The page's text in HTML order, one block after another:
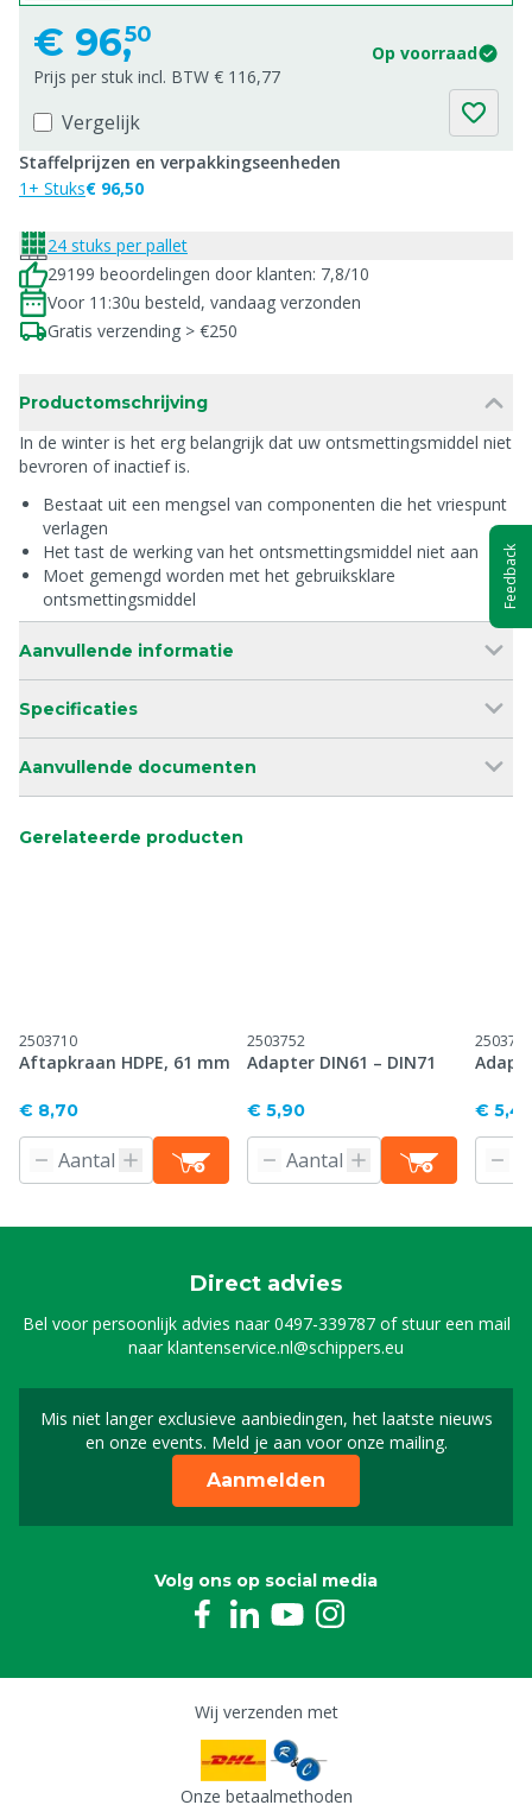
€ 96,50
Op voorraad
Prijs per stuk incl. BTW € 116,77
Vergelijk
Staffelprijzen en verpakkingseenheden
1+ Stuks€ 96,50
24 stuks per pallet
29199 beoordelingen door klanten: 7,8/10
Voor 11:30u besteld, vandaag verzonden
Gratis verzending > €250
Productomschrijving
In de winter is het erg belangrijk dat uw ontsmettingsmiddel niet
bevroren of inactief is.
Bestaat uit een mengsel van componenten die het vriespunt
verlagen
Het tast de werking van het ontsmettingsmiddel niet aan
Moet gemengd worden met het gebruiksklare
ontsmettingsmiddel
Aanvullende informatie
Specificaties
Aanvullende documenten
Gerelateerde producten
2503710
Aftapkraan HDPE, 61 mm
€ 8,70
2503752
Adapter DIN61 – DIN71
€ 5,90
2503755
€ 5,45
Direct advies
Bel voor persoonlijk advies naar0497-339787of stuur een mail
naarklantenservice.nl@schippers.eu
Mis niet langer exclusieve aanbiedingen, het laatste nieuws
en onze events. Meld je aan voor onze mailing.
Schrijf je in voor onze
Aanmelden
Volg ons op social media
Wij verzenden met
Onze betaalmethoden
Feedback